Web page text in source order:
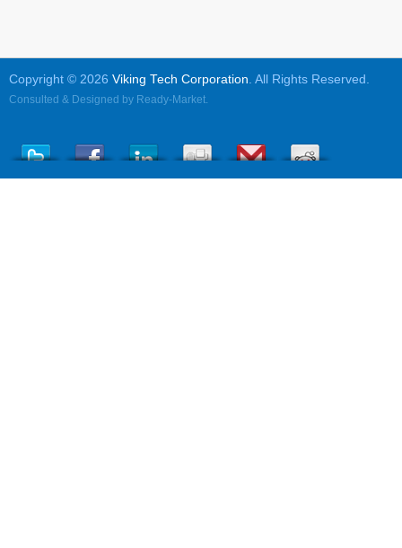
Copyright © 2026 Viking Tech Corporation. All Rights Reserved.
Consulted & Designed by Ready-Market.